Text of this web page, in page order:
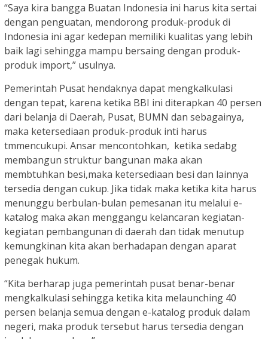
“Saya kira bangga Buatan Indonesia ini harus kita sertai
dengan penguatan, mendorong produk-produk di
Indonesia ini agar kedepan memiliki kualitas yang lebih
baik lagi sehingga mampu bersaing dengan produk-
produk import,” usulnya.
Pemerintah Pusat hendaknya dapat mengkalkulasi
dengan tepat, karena ketika BBI ini diterapkan 40 persen
dari belanja di Daerah, Pusat, BUMN dan sebagainya,
maka ketersediaan produk-produk inti harus
tmmencukupi. Ansar mencontohkan, ketika sedabg
membangun struktur bangunan maka akan
membtuhkan besi,maka ketersediaan besi dan lainnya
tersedia dengan cukup. Jika tidak maka ketika kita harus
menunggu berbulan-bulan pemesanan itu melalui e-
katalog maka akan menggangu kelancaran kegiatan-
kegiatan pembangunan di daerah dan tidak menutup
kemungkinan kita akan berhadapan dengan aparat
penegak hukum.
“Kita berharap juga pemerintah pusat benar-benar
mengkalkulasi sehingga ketika kita melaunching 40
persen belanja semua dengan e-katalog produk dalam
negeri, maka produk tersebut harus tersedia dengan